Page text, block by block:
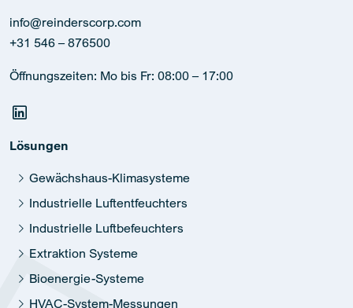
info@reinderscorp.com
+31 546 – 876500
Öffnungszeiten: Mo bis Fr: 08:00 – 17:00
Lösungen
Gewächshaus-Klimasysteme
Industrielle Luftentfeuchters
Industrielle Luftbefeuchters
Extraktion Systeme
Bioenergie-Systeme
HVAC-System-Messungen